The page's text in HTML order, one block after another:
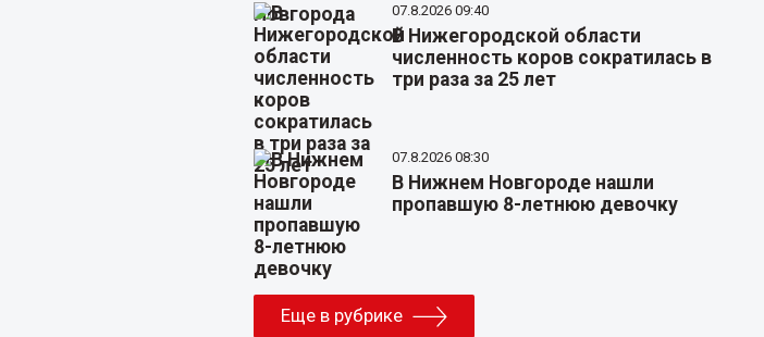
07.8.2026 09:40
В Нижегородской области
численность коров сократилась в
три раза за 25 лет
07.8.2026 08:30
В Нижнем Новгороде нашли
пропавшую 8-летнюю девочку
Еще в рубрике